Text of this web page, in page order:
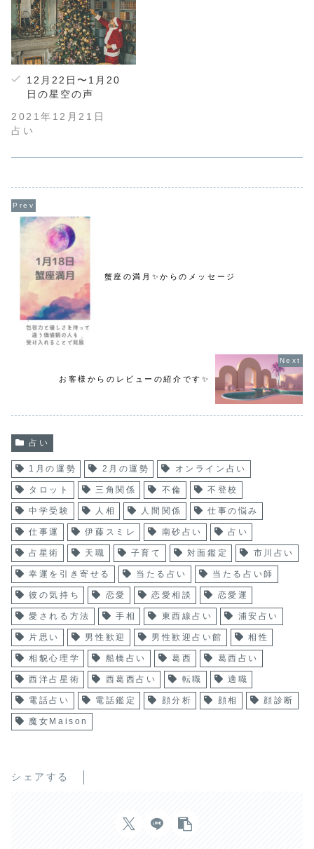
12月22日〜1月20
日の星空の声
2021年12月21日
占い
蟹座の満月✨からのメッセージ
お客様からのレビューの紹介です✨
占い
1月の運勢 2月の運勢 オンライン占い
タロット 三角関係 不倫 不登校
中学受験 人相 人間関係 仕事の悩み
仕事運 伊藤スミレ 南砂占い 占い
占星術 天職 子育て 対面鑑定 市川占い
幸運を引き寄せる 当たる占い 当たる占い師
彼の気持ち 恋愛 恋愛相談 恋愛運
愛される方法 手相 東西線占い 浦安占い
片思い 男性歓迎 男性歓迎占い館 相性
相貌心理学 船橋占い 葛西 葛西占い
西洋占星術 西葛西占い 転職 適職
電話占い 電話鑑定 顔分析 顔相 顔診断
魔女Maison
シェアする